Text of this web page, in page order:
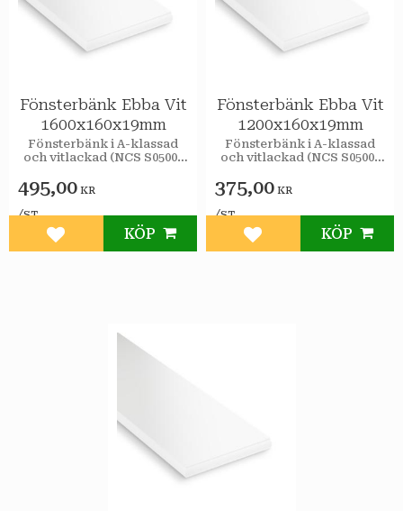
Fönsterbänk Ebba Vit
1600x160x19mm
Fönsterbänk i A-klassad
och vitlackad (NCS S0500-
495,00 KR
/ST
Lägg till i favoriter
KÖP
Fönsterbänk Ebba Vit
1200x160x19mm
Fönsterbänk i A-klassad
och vitlackad (NCS S0500-
375,00 KR
/ST
Lägg till i favoriter
KÖP